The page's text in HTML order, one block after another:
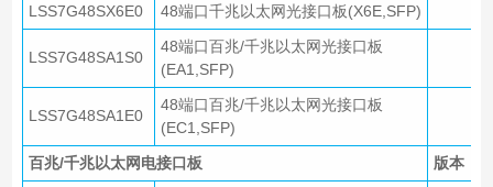
LSS7G48SX6E0
48端口千兆以太网光接口板(X6E,SFP)
LSS7G48SA1S0
48端口百兆/千兆以太网光接口板
(EA1,SFP)
LSS7G48SA1E0
48端口百兆/千兆以太网光接口板
(EC1,SFP)
百兆/千兆以太网电接口板
版本